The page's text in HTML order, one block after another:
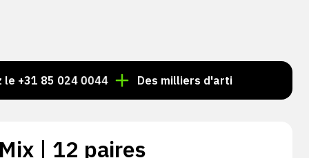
024 0044 Des milliers d'articles toujours en stock
| 12 paires